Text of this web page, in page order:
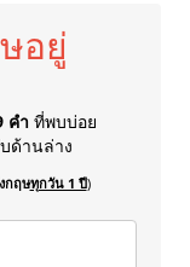
อยู่
คำ ที่พบบ่อย
ด้านล่าง
กฤษทุกวัน 1 ปี)